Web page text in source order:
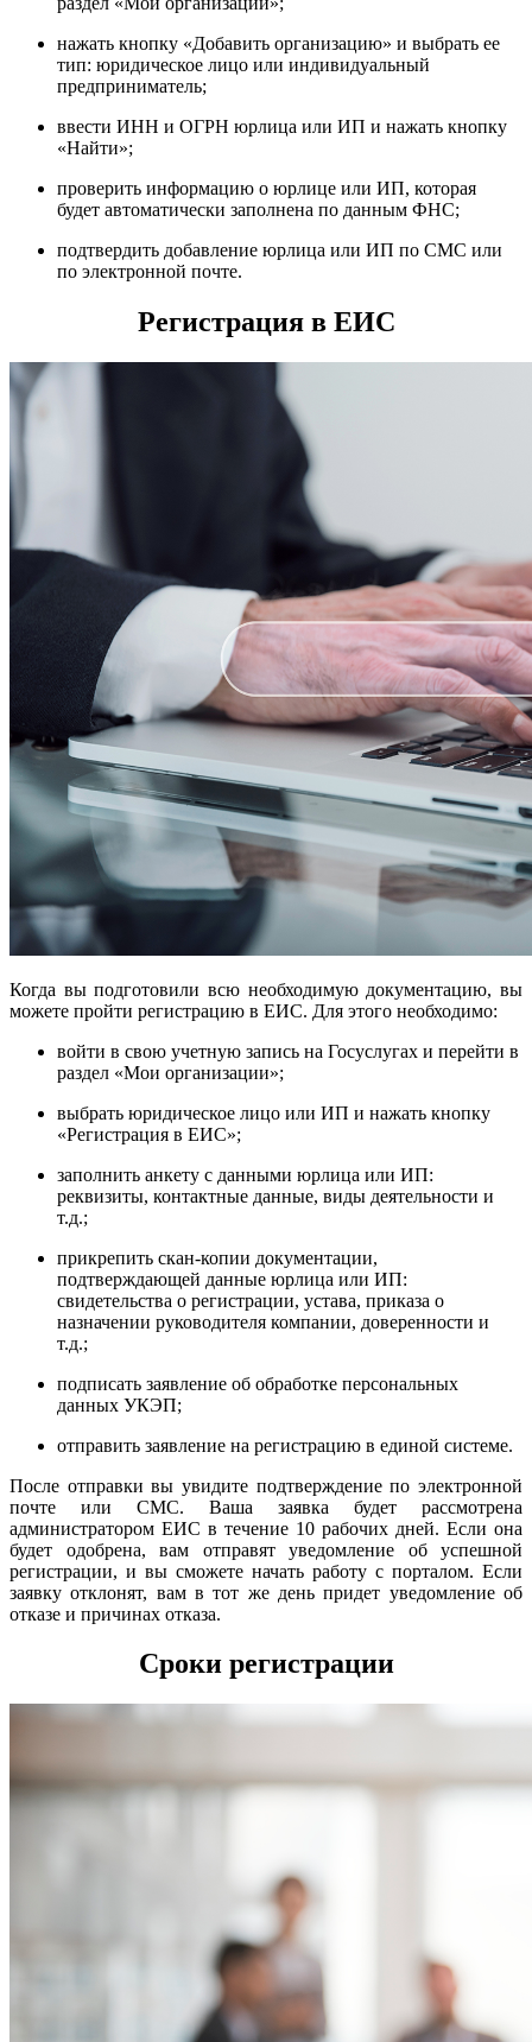
нажать кнопку «Добавить организацию» и выбрать ее
тип: юридическое лицо или индивидуальный
предприниматель;
ввести ИНН и ОГРН юрлица или ИП и нажать кнопку
«Найти»;
проверить информацию о юрлице или ИП, которая
будет автоматически заполнена по данным ФНС;
подтвердить добавление юрлица или ИП по СМС или
по электронной почте.
Регистрация в ЕИС
Когда вы подготовили всю необходимую документацию, вы
можете пройти регистрацию в ЕИС. Для этого необходимо:
войти в свою учетную запись на Госуслугах и перейти в
раздел «Мои организации»;
выбрать юридическое лицо или ИП и нажать кнопку
«Регистрация в ЕИС»;
заполнить анкету с данными юрлица или ИП:
реквизиты, контактные данные, виды деятельности и
т.д.;
прикрепить скан-копии документации,
подтверждающей данные юрлица или ИП:
свидетельства о регистрации, устава, приказа о
назначении руководителя компании, доверенности и
т.д.;
подписать заявление об обработке персональных
данных УКЭП;
отправить заявление на регистрацию в единой системе.
После отправки вы увидите подтверждение по электронной
почте или СМС. Ваша заявка будет рассмотрена
администратором ЕИС в течение 10 рабочих дней. Если она
будет одобрена, вам отправят уведомление об успешной
регистрации, и вы сможете начать работу с порталом. Если
заявку отклонят, вам в тот же день придет уведомление об
отказе и причинах отказа.
Сроки регистрации